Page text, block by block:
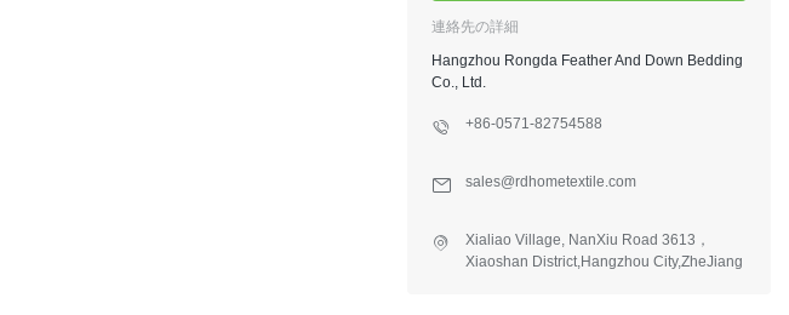
連絡先の詳細
Hangzhou Rongda Feather And Down Bedding
Co., Ltd.
+86-0571-82754588
sales@rdhometextile.com
Xialiao Village, NanXiu Road 3613，
Xiaoshan District,Hangzhou City,ZheJiang